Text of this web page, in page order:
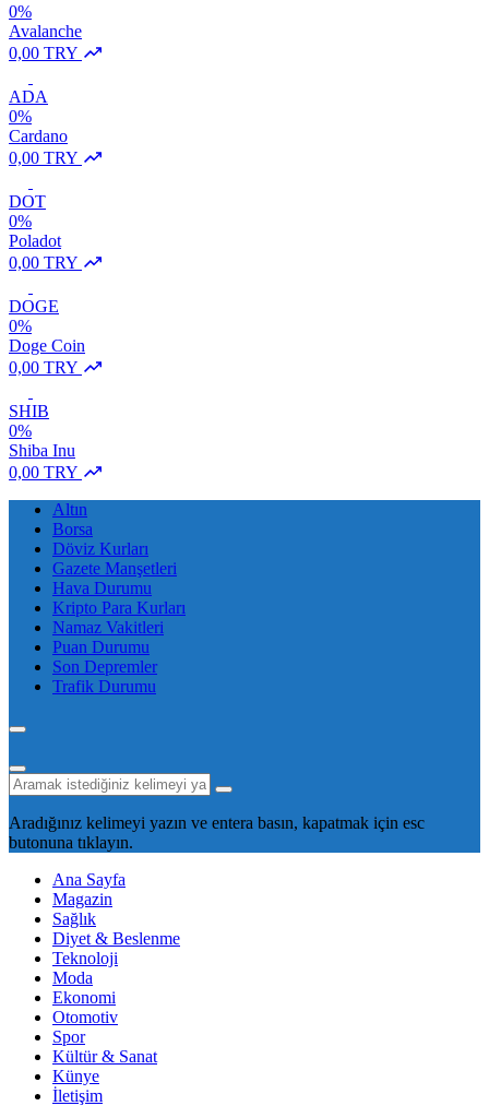
0%
Avalanche
0,00 TRY
ADA
0%
Cardano
0,00 TRY
DOT
0%
Poladot
0,00 TRY
DOGE
0%
Doge Coin
0,00 TRY
SHIB
0%
Shiba Inu
0,00 TRY
Altın
Borsa
Döviz Kurları
Gazete Manşetleri
Hava Durumu
Kripto Para Kurları
Namaz Vakitleri
Puan Durumu
Son Depremler
Trafik Durumu
Aradığınız kelimeyi yazın ve entera basın, kapatmak için esc
butonuna tıklayın.
Ana Sayfa
Magazin
Sağlık
Diyet & Beslenme
Teknoloji
Moda
Ekonomi
Otomotiv
Spor
Kültür & Sanat
Künye
İletişim